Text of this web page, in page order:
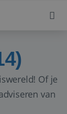
Of je
van